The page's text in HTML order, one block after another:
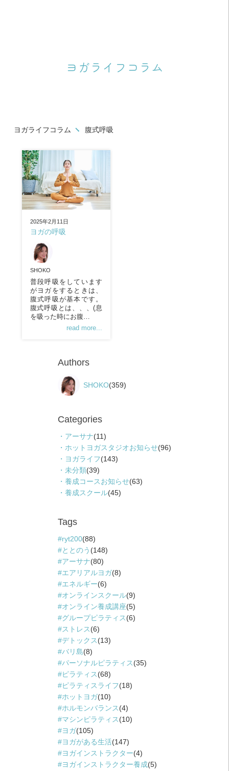
ヨガライフコラム
ヨガライフコラム 腹式呼吸
2025年2月11日
ヨガの呼吸
SHOKO
普段呼吸をしています
がヨガをするときは、
腹式呼吸が基本です。
腹式呼吸とは、、、(息
を吸った時にお腹…
read more...
Authors
SHOKO(359)
Categories
アーサナ(11)
ホットヨガスタジオお知らせ(96)
ヨガライフ(143)
未分類(39)
養成コースお知らせ(63)
養成スクール(45)
Tags
ryt200(88)
ととのう (148)
アーサナ(80)
エアリアルヨガ(8)
エネルギー(6)
オンラインスクール(9)
オンライン養成講座(5)
グループピラティス(6)
ストレス(6)
デトックス(13)
バリ島(8)
パーソナルピラティス(35)
ピラティス(68)
ピラティスライフ(18)
ホットヨガ(10)
ホルモンバランス(4)
マシンピラティス(10)
ヨガ(105)
ヨガがある生活(147)
ヨガインストラクター(4)
ヨガインストラクター養成(5)